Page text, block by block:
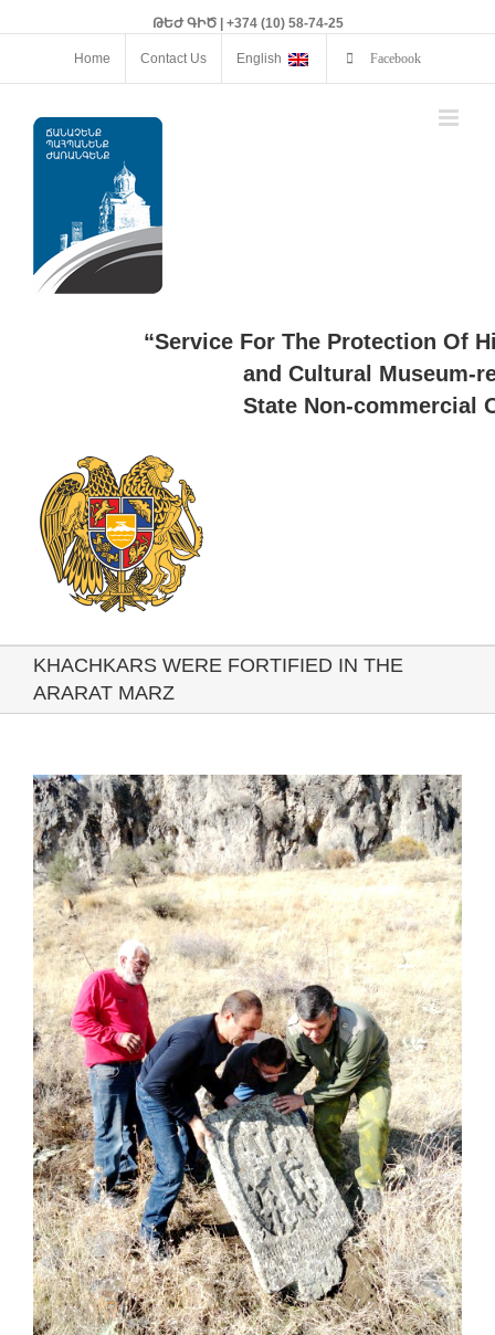
ԹԵԺ ԳԻԾ | +374 (10) 58-74-25
Home Contact Us English Facebook
“Service For The Protection Of
and Cultural Museum-
State Non-commercial
KHACHKARS WERE FORTIFIED IN THE
ARARAT MARZ
View
Larger
Image